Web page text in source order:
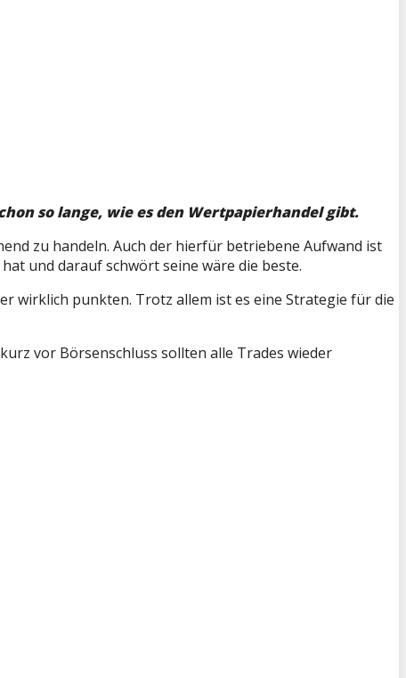
so lange, wie es den Wertpapierhandel gibt.
zu handeln. Auch der hierfür betriebene Aufwand ist
und darauf schwört seine wäre die beste.
wirklich punkten. Trotz allem ist es eine Strategie für die
vor Börsenschluss sollten alle Trades wieder